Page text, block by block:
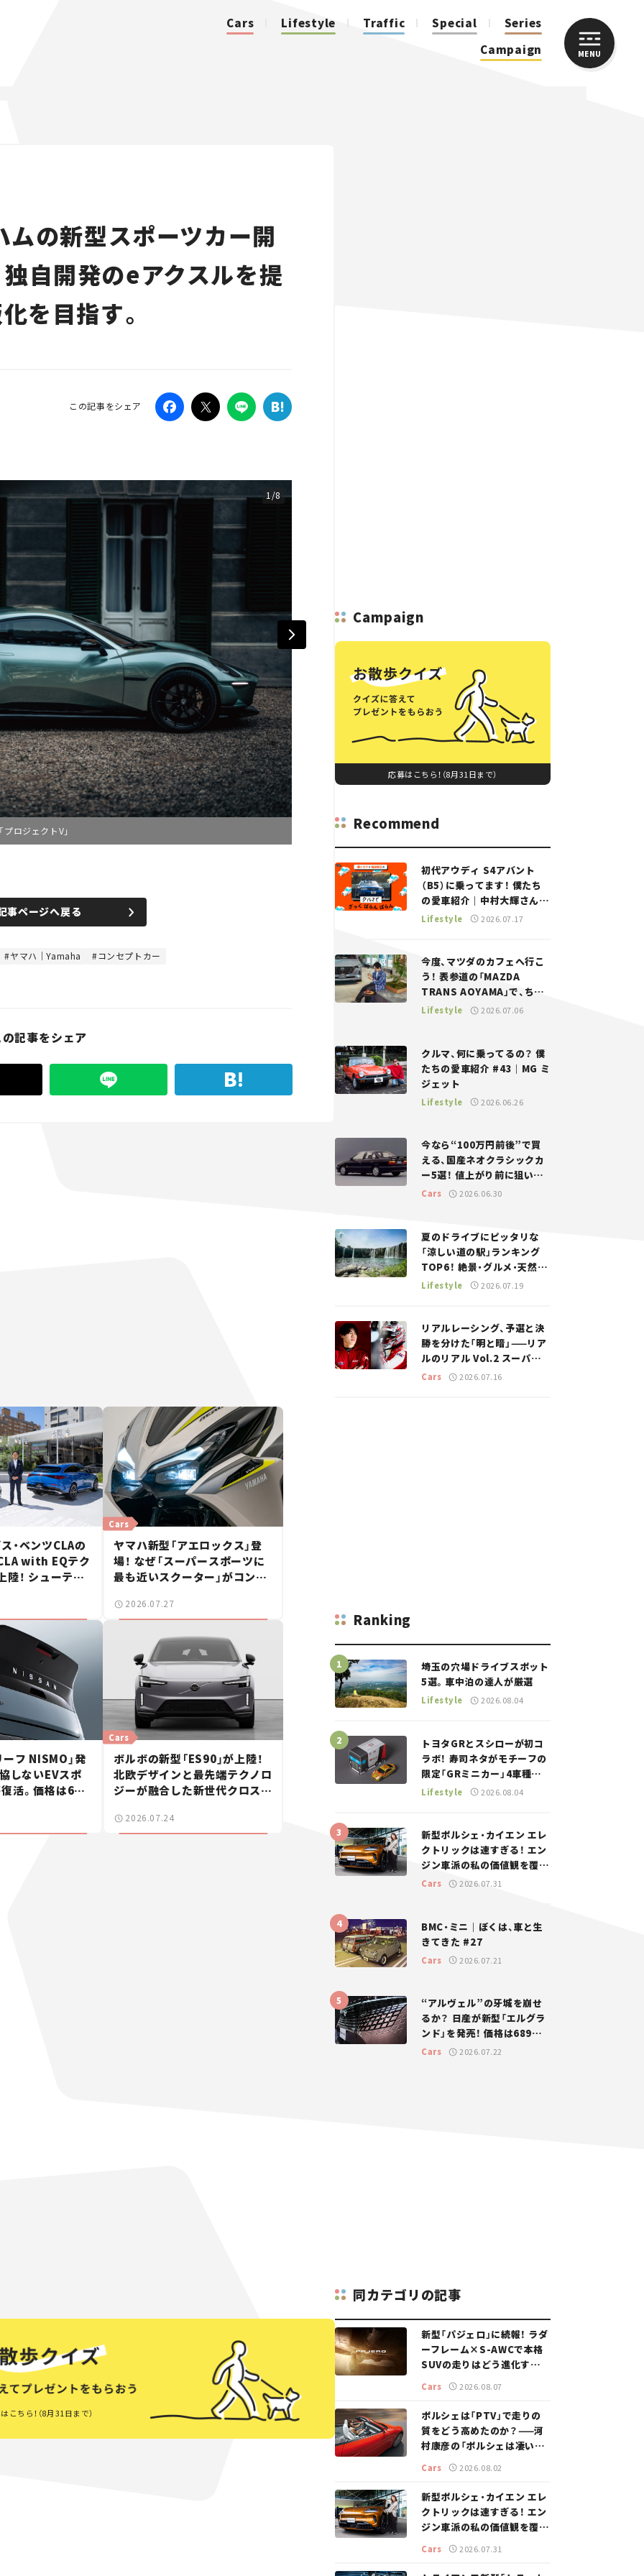
Cars Lifestyle Traffic Special
Series
Campaign
MENU
ムの新型スポーツカー開
自開発のeアクスルを提
を目指す。
この記事をシェア
1/8
ロジェクトV」
事ページへ戻る
ヤマハ｜Yamaha コンセプトカー
の記事をシェア
・ベンツCLAの
with EQテク
陸！ シューティ
Cars
ヤマハ新型「アエロックス」登
場！ なぜ「スーパースポーツに
最も近いスクーター」がコンセ
2026.07.27
ーフ NISMO」発
しないEVスポ
活。価格は660
Cars
ボルボの新型「ES90」が上陸！
北欧デザインと最先端テクノロ
ジーが融合した新世代クロスオ
2026.07.24
こちら！（8月31日まで）
Campaign
応募はこちら！（8月31日まで）
Recommend
初代アウディ S4アバント
（B5）に乗ってます！ 僕たち
の愛車紹介｜中村大輝さん
——瀬イオナと嶋田智之の
Lifestyle 2026.07.17
今度、マツダのカフェへ行こ
う！ 表参道の「MAZDA
TRANS AOYAMA」で、ちょ
っとひと息。——連載｜CCG
Lifestyle 2026.07.06
クルマ、何に乗ってるの？ 僕
たちの愛車紹介 #43｜MG ミ
ジェット
Lifestyle 2026.06.26
今なら“100万円前後”で買
える、国産ネオクラシックカ
ー5選！ 値上がり前に狙いた
い、中古車探しをお手伝い――ち
Cars 2026.06.30
夏のドライブにピッタリな
「涼しい道の駅」ランキング
TOP6！ 絶景・グルメ・天然ク
ーラーなど、避暑におすすめ
Lifestyle 2026.07.19
リアルレーシング、予選と決
勝を分けた「明と暗」——リア
ルのリアル Vol.2 スーパー
GT 2026開幕戦 岡山国際サ
Cars 2026.07.16
Ranking
埼玉の穴場ドライブスポット
5選。車中泊の達人が厳選
Lifestyle 2026.08.04
トヨタGRとスシローが初コ
ラボ！ 寿司ネタがモチーフの
限定「GRミニカー」4車種が
登場。入手方法は？【クルマ
Lifestyle 2026.08.04
新型ポルシェ・カイエン エレ
クトリックは速すぎる！ エン
ジン車派の私の価値観を覆し
た、新しいポルシェの走り。
Cars 2026.07.31
BMC・ミニ｜ぼくは、車と生
きてきた #27
Cars 2026.07.21
“アルヴェル”の牙城を崩せ
るか？ 日産が新型「エルグラ
ンド」を発売！ 価格は689万
円から【新車ニュース】
Cars 2026.07.22
同カテゴリの記事
新型「パジェロ」に続報！ ラダ
ーフレーム×S-AWCで本格
SUVの走りはどう進化する？
【新車ニュース】
Cars 2026.08.07
ポルシェは「PTV」で走りの
質をどう高めたのか？——河
村康彦の「ポルシェは凄い！」
Cars 2026.08.02
新型ポルシェ・カイエン エレ
クトリックは速すぎる！ エン
ジン車派の私の価値観を覆し
た、新しいポルシェの走り。
Cars 2026.07.31
CLOSE
Traffic
Special